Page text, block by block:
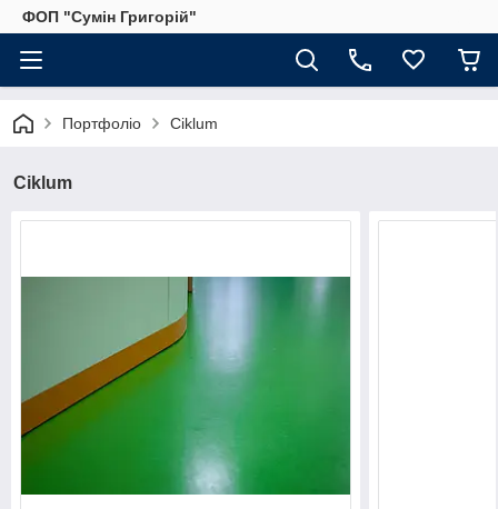
ФОП "Сумін Григорій"
Портфоліо Ciklum
Ciklum